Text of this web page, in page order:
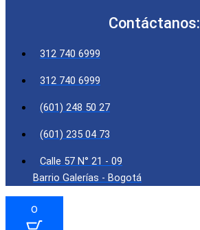
Contáctanos:
312 740 6999
312 740 6999
(601) 248 50 27
(601) 235 04 73
Calle 57 N° 21 - 09
Barrio Galerías - Bogotá
0